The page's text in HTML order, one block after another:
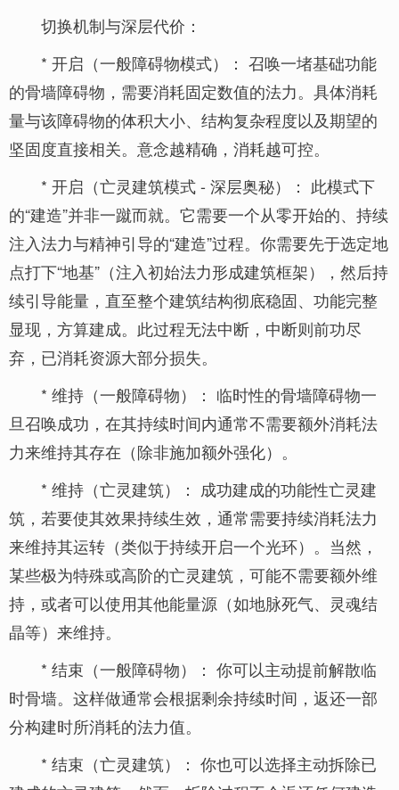
切换机制与深层代价：
* 开启（一般障碍物模式）： 召唤一堵基础功能
的骨墙障碍物，需要消耗固定数值的法力。具体消耗
量与该障碍物的体积大小、结构复杂程度以及期望的
坚固度直接相关。意念越精确，消耗越可控。
* 开启（亡灵建筑模式 - 深层奥秘）： 此模式下
的“建造”并非一蹴而就。它需要一个从零开始的、持续
注入法力与精神引导的“建造”过程。你需要先于选定地
点打下“地基”（注入初始法力形成建筑框架），然后持
续引导能量，直至整个建筑结构彻底稳固、功能完整
显现，方算建成。此过程无法中断，中断则前功尽
弃，已消耗资源大部分损失。
* 维持（一般障碍物）： 临时性的骨墙障碍物一
旦召唤成功，在其持续时间内通常不需要额外消耗法
力来维持其存在（除非施加额外强化）。
* 维持（亡灵建筑）： 成功建成的功能性亡灵建
筑，若要使其效果持续生效，通常需要持续消耗法力
来维持其运转（类似于持续开启一个光环）。当然，
某些极为特殊或高阶的亡灵建筑，可能不需要额外维
持，或者可以使用其他能量源（如地脉死气、灵魂结
晶等）来维持。
* 结束（一般障碍物）： 你可以主动提前解散临
时骨墙。这样做通常会根据剩余持续时间，返还一部
分构建时所消耗的法力值。
* 结束（亡灵建筑）： 你也可以选择主动拆除已